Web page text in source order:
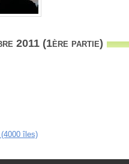
2011 (1ère partie)
îles)